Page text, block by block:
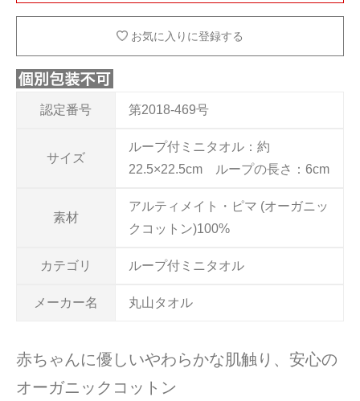
認定番号 第2018-469号
サイズ
ループ付ミニタオル：約
22.5×22.5cm ループの長さ：6cm
素材
アルティメイト・ピマ (オーガニッ
クコットン)100%
カテゴリ ループ付ミニタオル
メーカー名 丸山タオル
お気に入りに登録する
赤ちゃんに優しいやわらかな肌触り、安心の
オーガニックコットン